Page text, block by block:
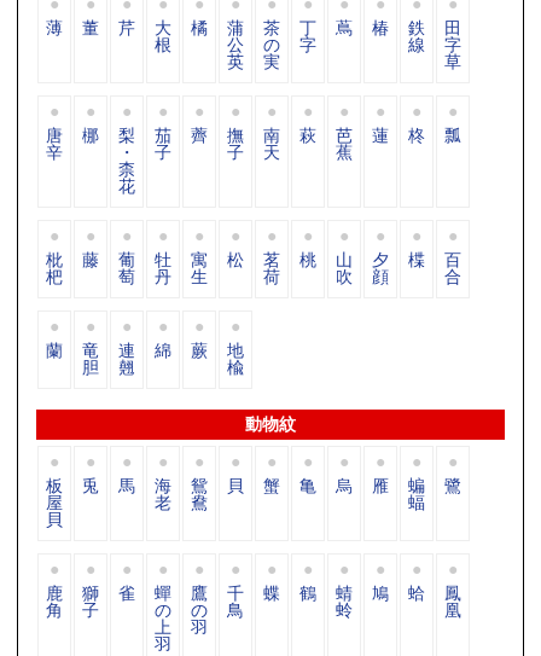
薄 董 芹 大
根
橘 蒲
公
英
茶
の
実
丁
字
蔦 椿 鉄
線
田
字
草
唐
辛
梛 梨
・
柰
花
茄
子
薺 撫
子
南
天
萩 芭
蕉
蓮 柊 瓢
枇
杷
藤 葡
萄
牡
丹
寓
生
松 茗
荷
桃 山
吹
夕
顔
楪 百
合
蘭 竜
胆
連
翹
綿 蕨 地
楡
動物紋
板
屋
貝
兎 馬 海
老
鴛
鴦
貝 蟹 亀 烏 雁 蝙
蝠
鷺
鹿
角
獅
子
雀 蟬
の
上
羽
鷹
の
羽
千
鳥
蝶 鶴 蜻
蛉
鳩 蛤 鳳
凰